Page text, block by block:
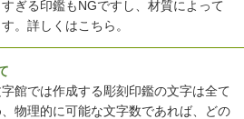
ぎる印鑑もNGですし、材質によって
。詳しくはこちら 。
館では作成する彫刻印鑑の文字は全て
物理的に可能な文字数であれば、どの